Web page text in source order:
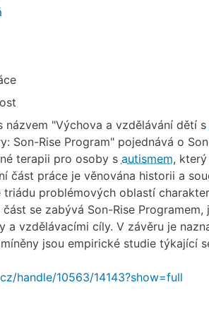
názvem "Výchova a vzdělávání dětí s
Son-Rise Program" pojednává o
terapii pro osoby s autismem,
část práce je věnována historii a
triádu problémových oblastí
se zabývá Son-Rise Programem,
a vzdělávacími cíly. V závěru je
jsou empirické studie týkající
handle/10563/14143?show=full